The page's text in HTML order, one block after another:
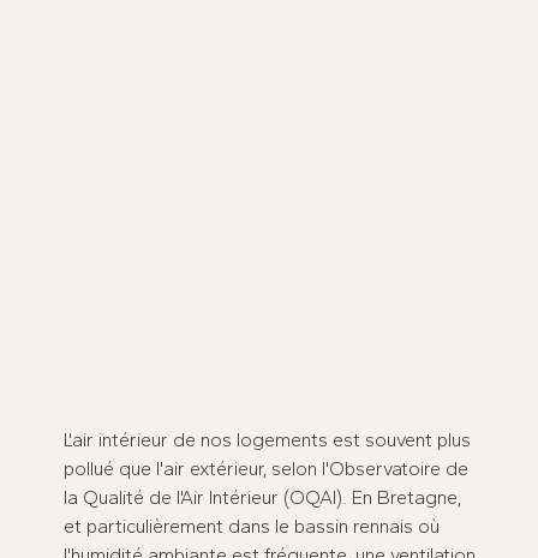
L'air intérieur de nos logements est souvent plus
pollué que l'air extérieur, selon l'Observatoire de
la Qualité de l'Air Intérieur (OQAI). En Bretagne,
et particulièrement dans le bassin rennais où